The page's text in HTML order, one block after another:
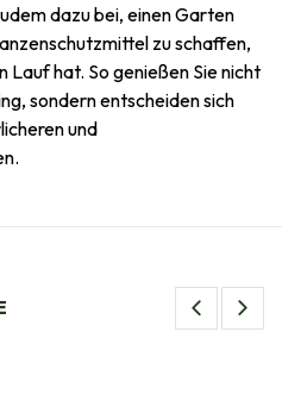
dazu bei, einen Garten
zu schaffen,
hat. So genießen Sie nicht
sondern entscheiden sich
und